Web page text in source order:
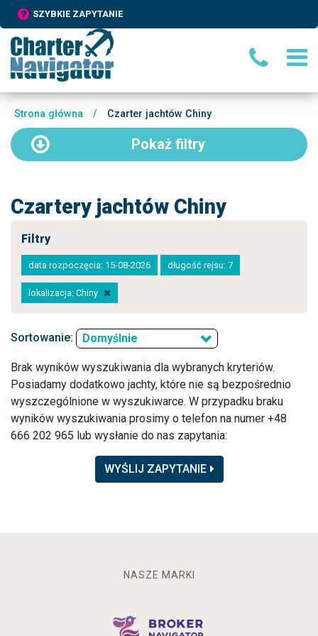
SZYBKIE ZAPYTANIE
Strona główna / Czarter jachtów Chiny
Pokaż filtry
Czartery jachtów Chiny
Filtry
data rozpoczęcia: 15-08-2026 długość rejsu: 7
lokalizacja: Chiny
Sortowanie: Domyślnie
Brak wyników wyszukiwania dla wybranych kryteriów.
Posiadamy dodatkowo jachty, które nie są bezpośrednio
wyszczególnione w wyszukiwarce. W przypadku braku
wyników wyszukiwania prosimy o telefon na numer +48
666 202 965 lub wysłanie do nas zapytania:
WYŚLIJ ZAPYTANIE
NASZE MARKI